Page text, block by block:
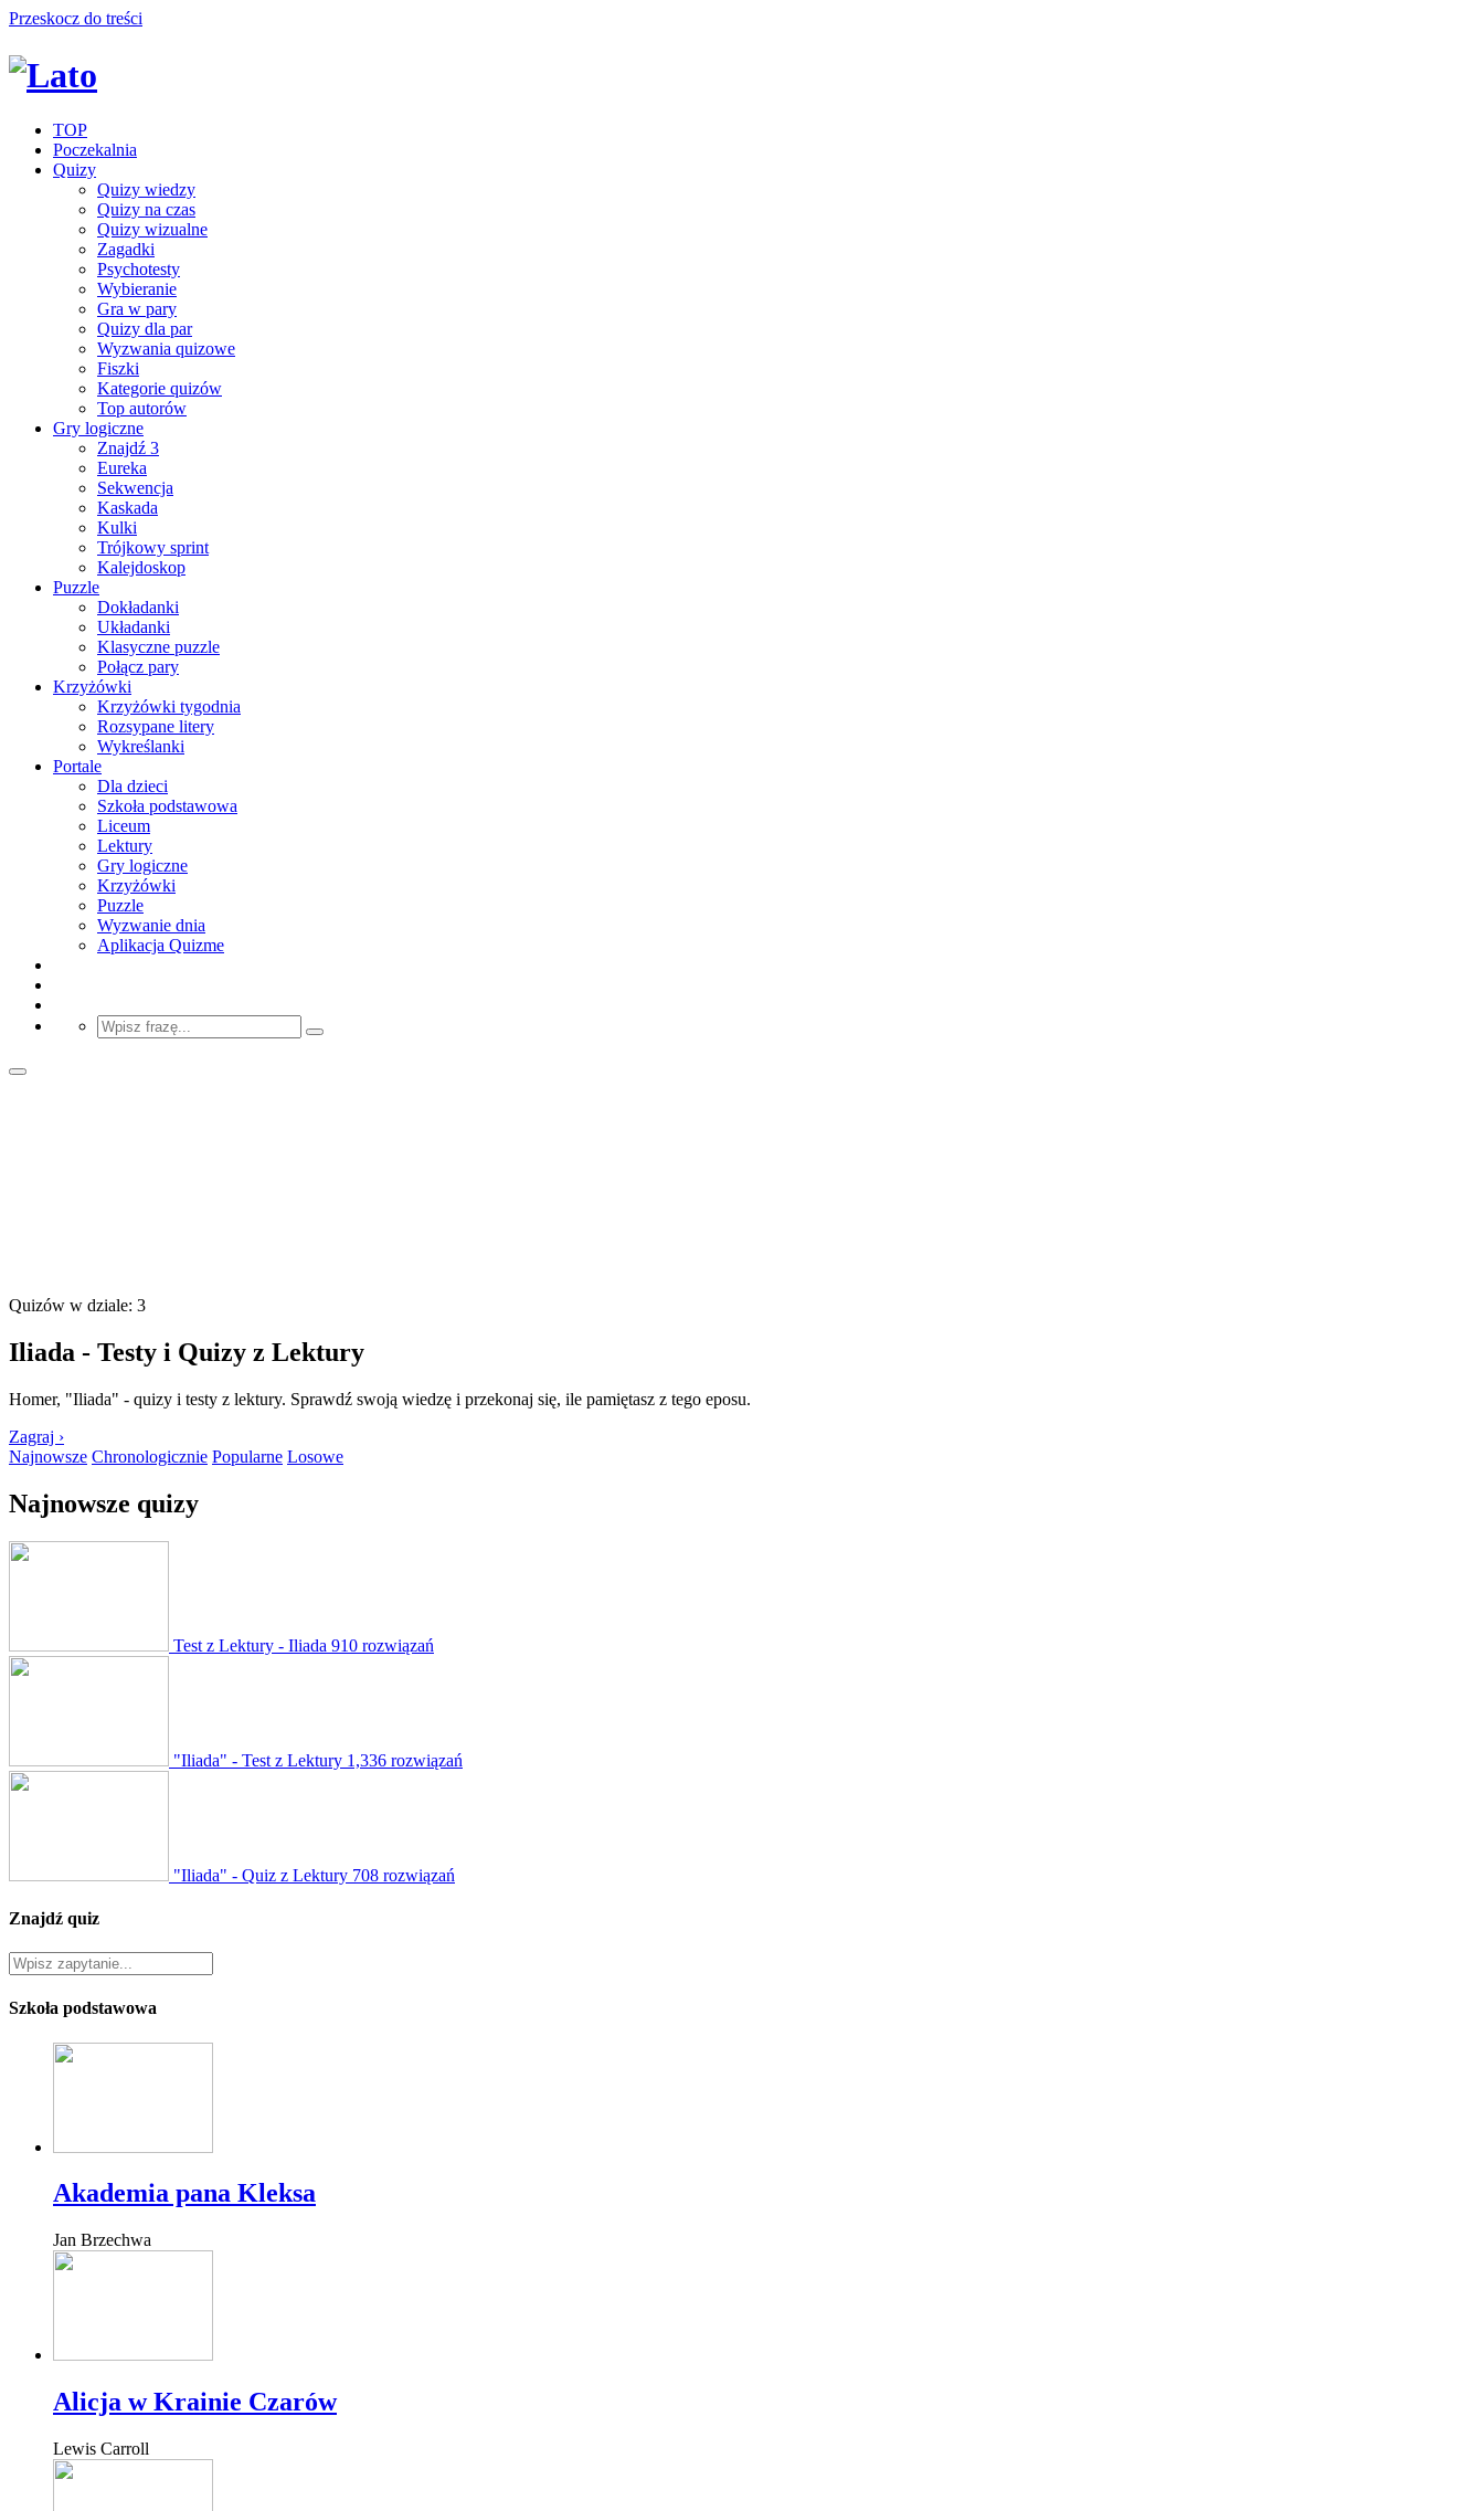
Przeskocz do treści
TOP
Poczekalnia
Quizy
Quizy wiedzy
Quizy na czas
Quizy wizualne
Zagadki
Psychotesty
Wybieranie
Gra w pary
Quizy dla par
Wyzwania quizowe
Fiszki
Kategorie quizów
Top autorów
Gry logiczne
Znajdź 3
Eureka
Sekwencja
Kaskada
Kulki
Trójkowy sprint
Kalejdoskop
Puzzle
Dokładanki
Układanki
Klasyczne puzzle
Połącz pary
Krzyżówki
Krzyżówki tygodnia
Rozsypane litery
Wykreślanki
Portale
Dla dzieci
Szkoła podstawowa
Liceum
Lektury
Gry logiczne
Krzyżówki
Puzzle
Wyzwanie dnia
Aplikacja Quizme
Quizów w dziale: 3
Iliada - Testy i Quizy z Lektury
Homer, "Iliada" - quizy i testy z lektury. Sprawdź swoją wiedzę i przekonaj się, ile pamiętasz z tego eposu.
Zagraj ›
Najnowsze Chronologicznie Popularne Losowe
Najnowsze quizy
Test z Lektury - Iliada 910 rozwiązań
"Iliada" - Test z Lektury 1,336 rozwiązań
"Iliada" - Quiz z Lektury 708 rozwiązań
Znajdź quiz
Szkoła podstawowa
Akademia pana Kleksa
Jan Brzechwa
Alicja w Krainie Czarów
Lewis Carroll